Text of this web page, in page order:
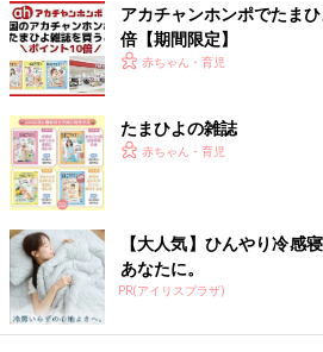
アカチャンホンポでたま
倍【期間限定】
赤ちゃん・育児
たまひよの雑誌
赤ちゃん・育児
【大人気】ひんやり冷感
あなたに。
PR(アイリスプラザ)